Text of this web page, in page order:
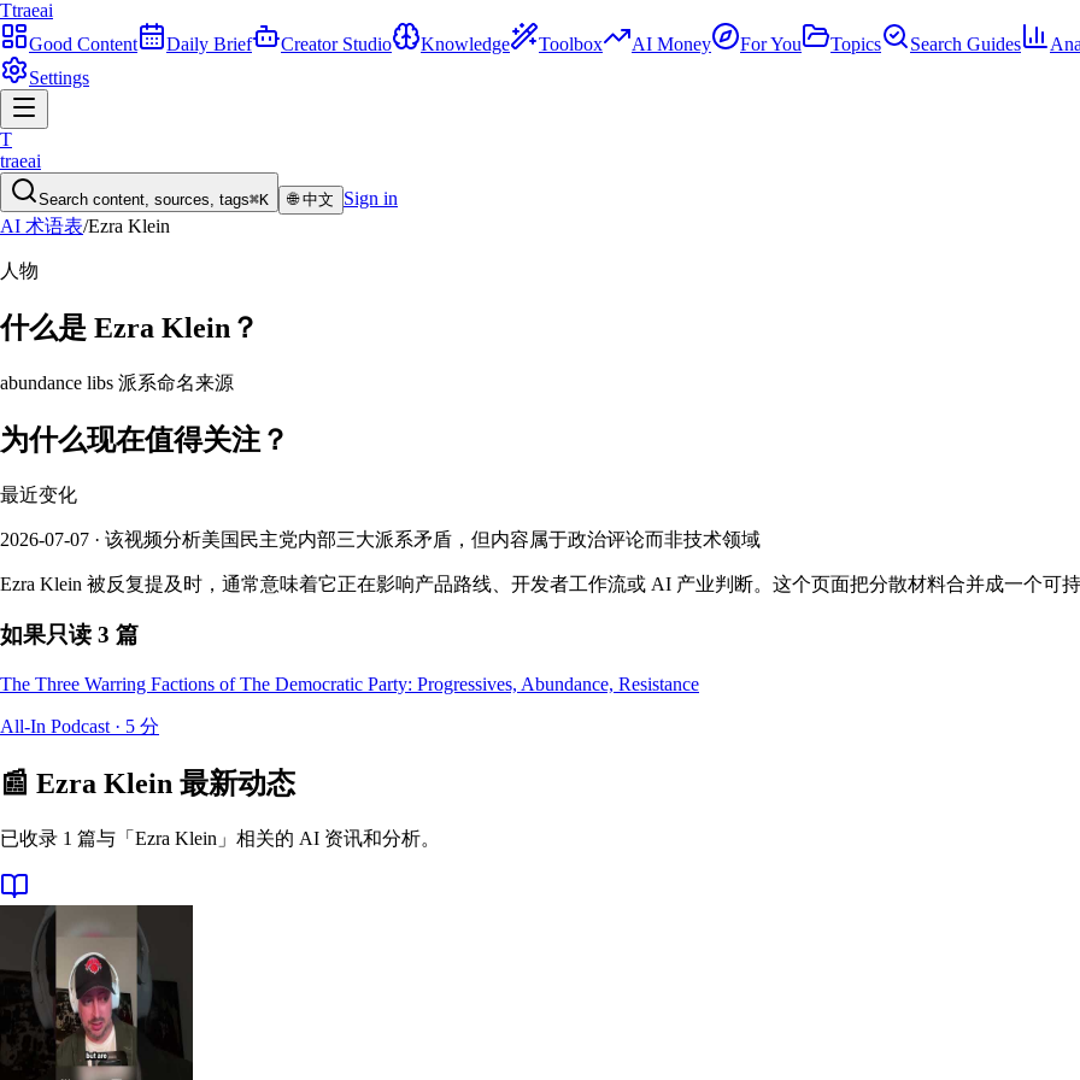
Ttraeai
Good Content
Daily Brief Creator Studio Knowledge Toolbox AI Money For You Topics Search Guides
Settings
T
traeai
Search content, sources, tags⌘K 🌐中文
Sign in
AI 术语表/Ezra Klein
人物
什么是 Ezra Klein ？
abundance libs 派系命名来源
为什么现在值得关注？
最近变化
2026-07-07 · 该视频分析美国民主党内部三大派系矛盾，但内容属于政治评论而非技术领域
Ezra Klein 被反复提及时，通常意味着它正在影响产品路线、开发者工作流或 AI 产业判断。这个页面把分散材料合并成一个可
如果只读 3 篇
The Three Warring Factions of The Democratic Party: Progressives, Abundance, Resistance
All-In Podcast · 5 分
📰 Ezra Klein 最新动态
已收录 1 篇与「Ezra Klein」相关的 AI 资讯和分析。